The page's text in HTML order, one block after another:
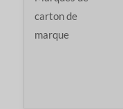
carton de
marque